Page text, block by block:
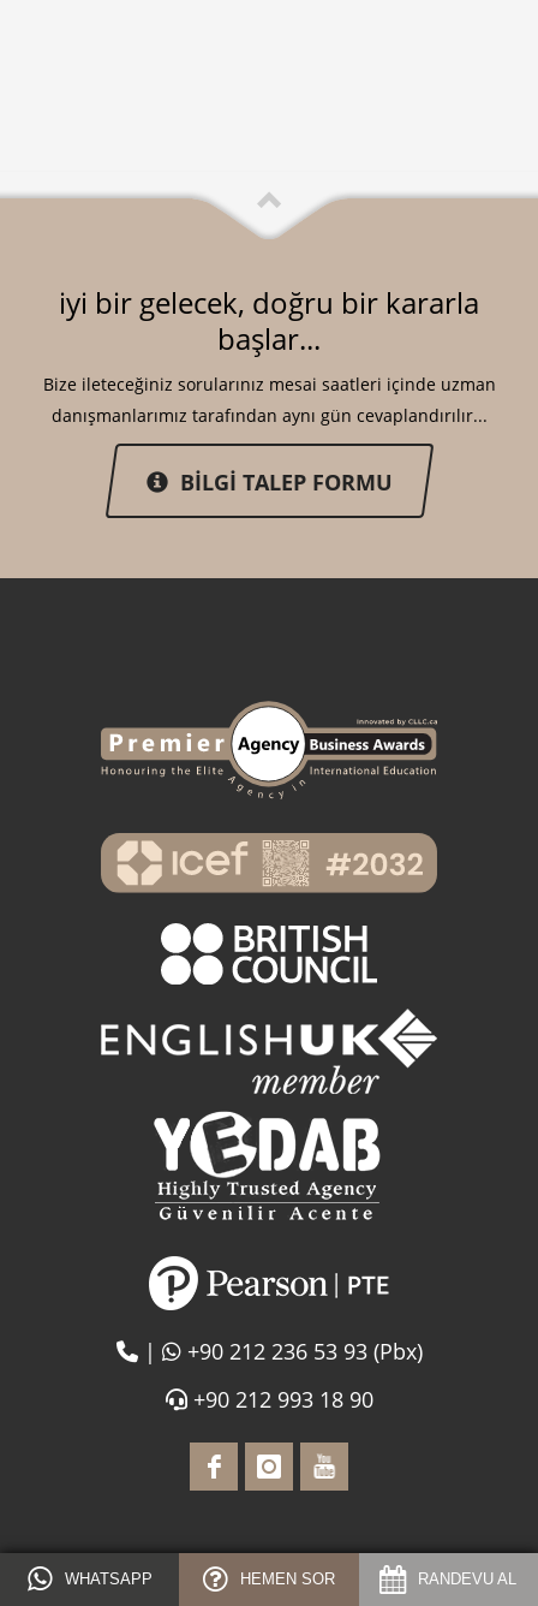
iyi bir gelecek, doğru bir kararla
başlar...
Bize ileteceğiniz sorularınız mesai saatleri içinde uzman
danışmanlarımız tarafından aynı gün cevaplandırılır...
BİLGİ TALEP FORMU
WHATSAPP HEMEN SOR RANDEVU AL
|
+90 212 236 53 93 (Pbx)
+90 212 993 18 90
İLETİŞİM BİLGİLERİMİZ